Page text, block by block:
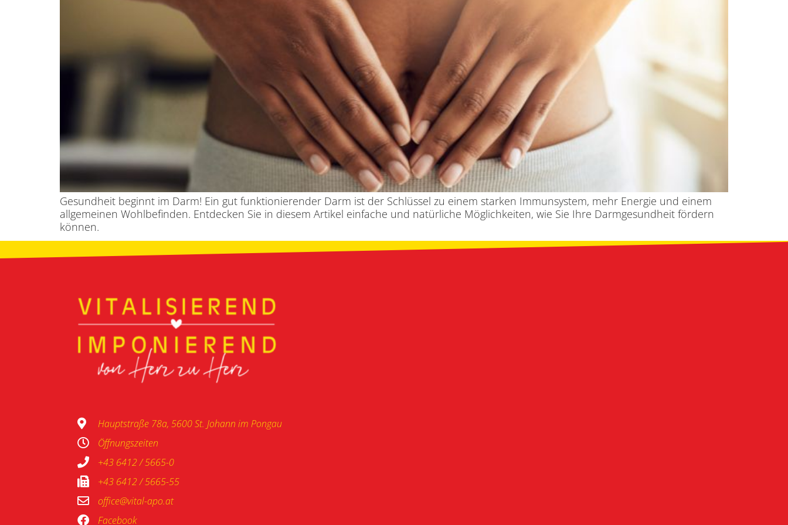
Gesundheit beginnt im Darm! Ein gut funktionierender Darm ist der Schlüssel zu einem starken Immunsystem, mehr Energie und einem
allgemeinen Wohlbefinden. Entdecken Sie in diesem Artikel einfache und natürliche Möglichkeiten, wie Sie Ihre Darmgesundheit fördern
können.
Hauptstraße 78a, 5600 St. Johann im Pongau
Öffnungszeiten
+43 6412 / 5665-0
+43 6412 / 5665-55
office@vital-apo.at
Facebook